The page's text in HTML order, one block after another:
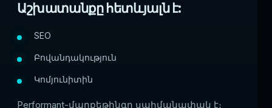
Աշխատանքը հետևյալն է:
SEO
Բովանդակություն
Կոմյունիտին
Performant-մարքեթինգը սահմանափակ է։